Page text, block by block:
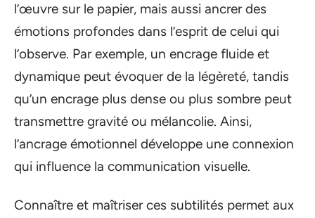
l’œuvre sur le papier, mais aussi ancrer des
émotions profondes dans l’esprit de celui qui
l’observe. Par exemple, un encrage fluide et
dynamique peut évoquer de la légèreté, tandis
qu’un encrage plus dense ou plus sombre peut
transmettre gravité ou mélancolie. Ainsi,
l’ancrage émotionnel développe une connexion
qui influence la communication visuelle.
Connaître et maîtriser ces subtilités permet aux